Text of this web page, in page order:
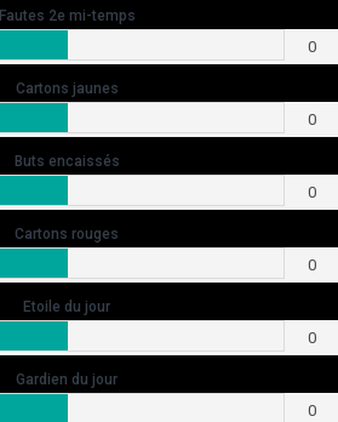
Fautes 2e mi-temps
0
Cartons jaunes
0
Buts encaissés
0
Cartons rouges
0
Etoile du jour
0
Gardien du jour
0